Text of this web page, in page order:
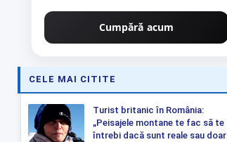
Cumpără acum
CELE MAI CITITE
Turist britanic în România:
„Peisajele montane te fac să te
întrebi dacă sunt reale sau doar